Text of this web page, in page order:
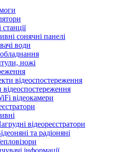
станції
сонячні панелі
води
ножі
відеоспостереження
відеокамери
відеореєстратори
та радіоняні
інформації